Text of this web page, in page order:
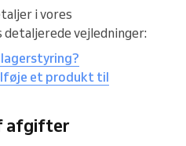
i vores
vejledninger:
et produkt til
afgifter